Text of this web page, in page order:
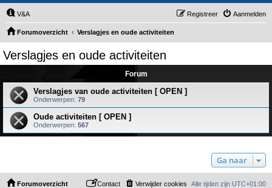
V&A Aanmelden
Registreer
Forumoverzicht Verslagjes en oude activiteiten
Verslagjes en oude activiteiten
Forum
Verslagjes van oude activiteiten [ OPEN ]
Onderwerpen: 79
Oude activiteiten [ OPEN ]
Onderwerpen: 567
Ga naar
Forumoverzicht Alle tijden zijn UTC+01:00
Verwijder cookies
Contact